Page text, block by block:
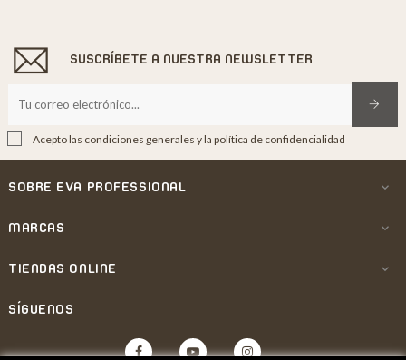
SUSCRÍBETE A NUESTRA NEWSLETTER
Acepto las condiciones generales y la política de confidencialidad
SOBRE EVA PROFESSIONAL 
MARCAS 
TIENDAS ONLINE 
SÍGUENOS
Facebook YouTube Instagram